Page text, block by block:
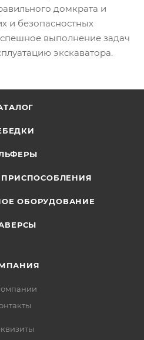
домкрата и
и безопасностных
выполнение задач
экскаватора.
ОБОРУДОВАНИЕ